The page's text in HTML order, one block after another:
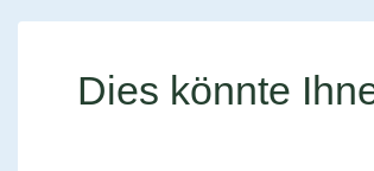
Dies könnte